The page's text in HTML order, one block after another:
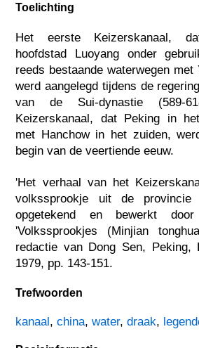
Toelichting
Het eerste Keizerskanaal,
hoofdstad Luoyang onder
reeds bestaande waterwegen met
werd aangelegd tijdens de
van de Sui-dynastie (589-
Keizerskanaal, dat Peking in
met Hanchow in het zuiden,
begin van de veertiende eeuw.
'Het verhaal van het
volkssprookje uit de
opgetekend en bewerkt
'Volkssprookjes (Minjian
redactie van Dong Sen, Peking,
1979, pp. 143-151.
Trefwoorden
kanaal,china,water,draak,